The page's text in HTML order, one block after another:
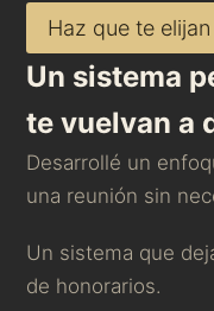
Haz que te
Un sistema
te vuelvan a
Desarrollé un
una reunión sin
Un sistema que
de honorarios.